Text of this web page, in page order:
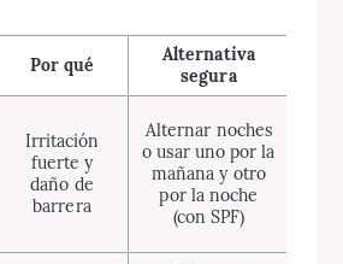
Por qué
Alternativa
segura
Irritación
fuerte y
daño de
barrera
Alternar noches
o usar uno por la
mañana y otro
por la noche
(con SPF)